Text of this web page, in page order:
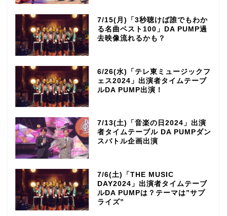
7/15(月)「3秒聴けば誰でもわか
る名曲ベスト100」DA PUMP過
去映像流れるかも？
6/26(水)「テレ東ミュージックフ
ェス2024」出演者タイムテーブ
ルDA PUMP出演！
7/13(土)「音楽の日2024」出演
者タイムテーブル DA PUMPダン
スバトル企画出演
7/6(土)「THE MUSIC
DAY2024」出演者タイムテーブ
ルDA PUMPは？テーマは”サプ
ライズ”